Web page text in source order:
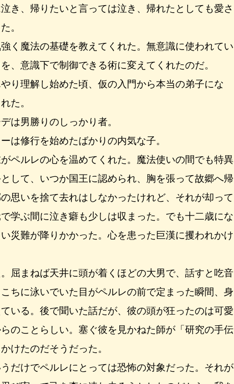
き、帰りたいと言っては泣き、帰れたとしても愛さ
。
く魔法の基礎を教えてくれた。無意識に使われてい
、意識下で制御できる術に変えてくれたのだ。
り理解し始めた頃、仮の入門から本当の弟子にな
た。
は男勝りのしっかり者。
は修行を始めたばかりの内気な子。
ペルレの心を温めてくれた。魔法使いの間でも特異
して、いつか国王に認められ、胸を張って故郷へ帰
思いを捨て去れはしなかったけれど、それが却って
学ぶ間に泣き癖も少しは収まった。でも十二歳にな
災難が降りかかった。心を患った巨漢に攫われかけ
屈まねば天井に頭が着くほどの大男で、話すと吃音
ちに泳いでいた目がペルレの前で定まった瞬間、身
いる。後で聞いた話だが、彼の頭が狂ったのは可愛
のことらしい。塞ぐ彼を見かねた師が「研究の手伝
けたのだそうだった。
だけでペルレにとっては恐怖の対象だった。それが